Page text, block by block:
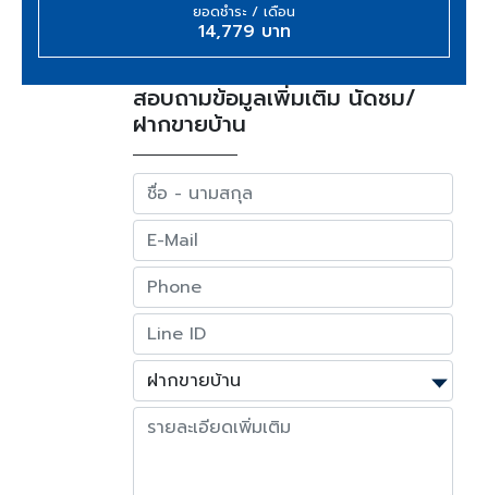
ยอดชำระ / เดือน
14,779 บาท
สอบถามข้อมูลเพิ่มเติม นัดชม/
ฝากขายบ้าน